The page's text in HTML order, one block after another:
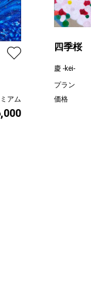
アム
四季桜
慶 -kei-
プラン
価格